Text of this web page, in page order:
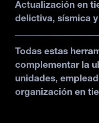
Actualización en
delictiva, sísmica
Todas estas
complementar la
unidades,
organización en